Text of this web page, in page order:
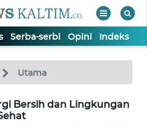
Serba-serbi Opini Indeks
Utama
Bersih dan Lingkungan